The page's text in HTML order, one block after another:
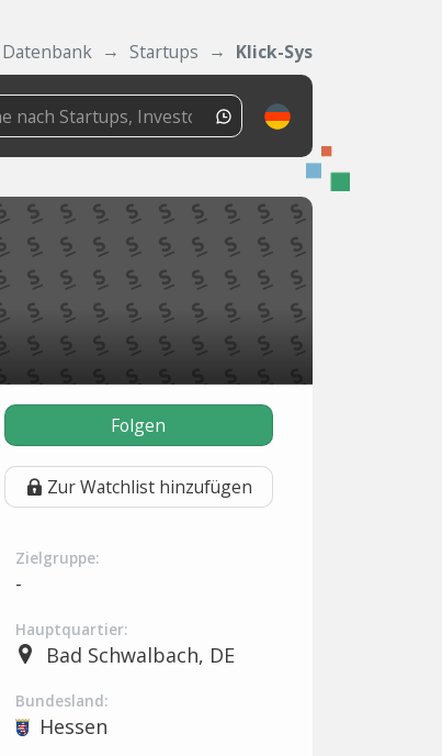
Datenbank Startups Klick-Sys
Folgen
Zur Watchlist hinzufügen
Zielgruppe:
-
Hauptquartier:
Bad Schwalbach, DE
Bundesland:
Hessen